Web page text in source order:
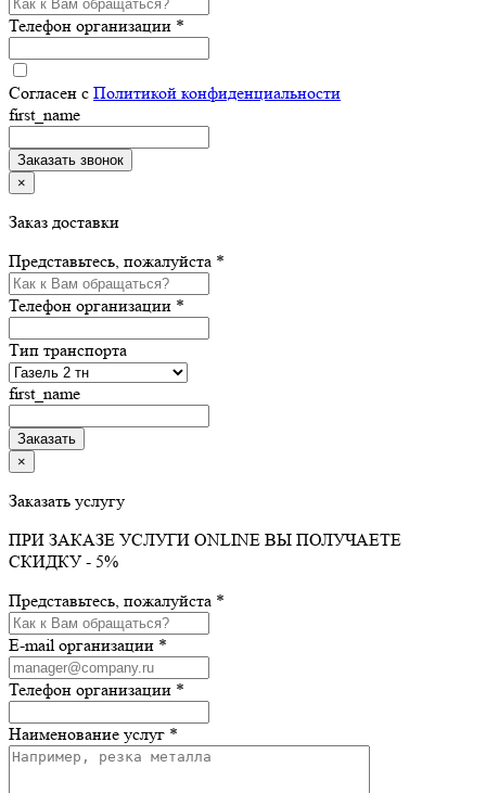
Телефон организации *
Согласен с Политикой конфиденциальности
first_name
×
Заказ доставки
Представьтесь, пожалуйста *
Телефон организации *
Тип транспорта
first_name
×
Заказать услугу
ПРИ ЗАКАЗЕ УСЛУГИ ONLINE ВЫ ПОЛУЧАЕТЕ
СКИДКУ - 5%
Представьтесь, пожалуйста *
E-mail организации *
Телефон организации *
Наименование услуг *